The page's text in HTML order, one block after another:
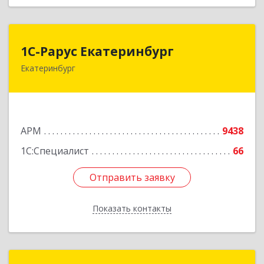
1С-Рарус Екатеринбург
Екатеринбург
АРМ
9438
1С:Специалист
66
Отправить заявку
Показать контакты
1С-Рарус Екатеринбург
620142, Свердловская обл, Екатеринбург г,
Отправить заявку
Назад